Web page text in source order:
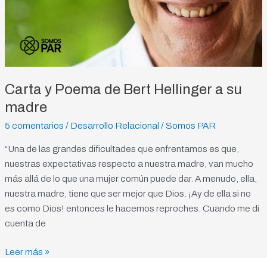
Carta y Poema de Bert Hellinger a su
madre
5 comentarios / Desarrollo Relacional /Somos PAR
“Una de las grandes dificultades que enfrentamos es que,
nuestras expectativas respecto a nuestra madre, van mucho
más allá de lo que una mujer común puede dar. A menudo, ella,
nuestra madre, tiene que ser mejor que Dios. ¡Ay de ella si no
es como Dios! entonces le hacemos reproches. Cuando me di
cuenta de
madre
Leer más »